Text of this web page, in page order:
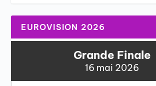
EUROVISION 2026
Grande Finale
16 mai 2026